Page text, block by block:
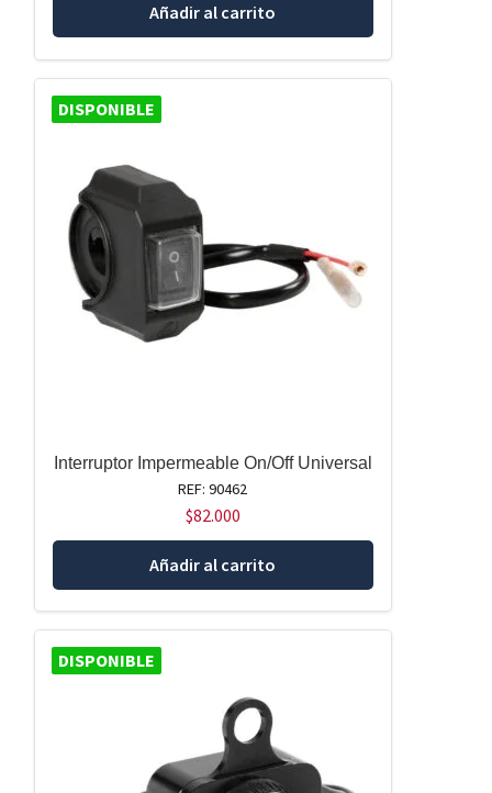
Añadir al carrito
DISPONIBLE
Interruptor Impermeable On/Off Universal
REF: 90462
$82.000
Añadir al carrito
DISPONIBLE